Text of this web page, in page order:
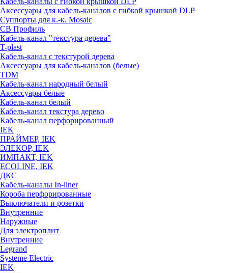
Аксессуары для кабель-каналов с гибкой крышкой DLP
Суппорты для к.-к. Mosaic
СВ Профиль
Кабель-канал "текстура дерева"
T-plast
Кабель-канал с текстурой дерева
Аксессуары для кабель-каналов (белые)
TDM
Кабель-канал народный белый
Аксессуары белые
Кабель-канал белый
Кабель-канал текстура дерево
Кабель-канал перфорированный
IEK
ПРАЙМЕР, IEK
ЭЛЕКОР, IEK
ИМПАКТ, IEK
ECOLINE, IEK
ДКС
Кабель-каналы In-liner
Короба перфорированные
Выключатели и розетки
Внутренние
Наружные
Для электроплит
Внутренние
Legrand
Systeme Electric
IEK